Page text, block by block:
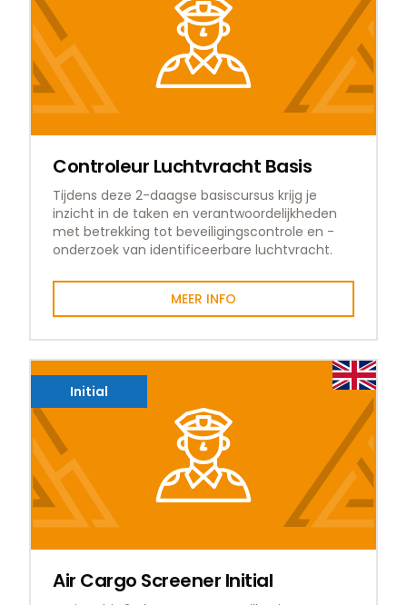
Controleur Luchtvracht Basis
Tijdens deze 2-daagse basiscursus krijg je
inzicht in de taken en verantwoordelijkheden
met betrekking tot beveiligingscontrole en -
onderzoek van identificeerbare luchtvracht.
MEER INFO
Initial
Air Cargo Screener Initial